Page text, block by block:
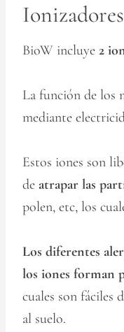
BioW incluye 2
La función de los
mediante
Estos iones son
de atrapar las
polen, etc, los
Los diferentes
los iones forman
cuales son fáciles
al suelo.